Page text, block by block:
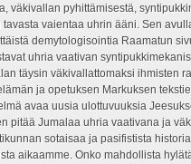
väkivallan pyhittämisestä,
vaientaa uhrin ääni. Sen
demytologisointia Raamatun
uhria vaativan
täysin väkivallattomaksi ihmisten
ja opetuksen Markuksen
avaa uusia ulottuvuuksia
pitää Jumalaa uhria vaativana ja
sotaisaa ja pasifistista
aikaamme. Onko mahdollista